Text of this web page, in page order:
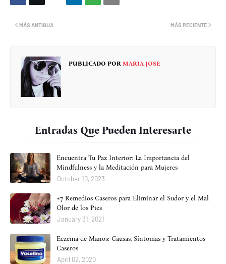
MÁS RECIENTE
MÁS ANTIGUA
PUBLICADO POR MARIA JOSE
Entradas Que Pueden Interesarte
Encuentra Tu Paz Interior: La Importancia del
Mindfulness y la Meditación para Mujeres
October 10, 2023
+7 Remedios Caseros para Eliminar el Sudor y el Mal
Olor de los Pies
January 31, 2021
Eczema de Manos: Causas, Síntomas y Tratamientos
Caseros
April 02, 2020